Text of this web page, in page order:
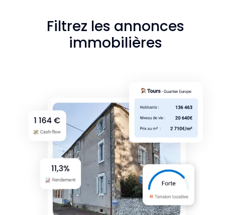
Filtrez les annonces
immobilières